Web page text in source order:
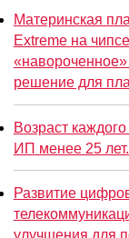
Материнская
Extreme на
решение для
Возраст
ИП менее 25
Развитие